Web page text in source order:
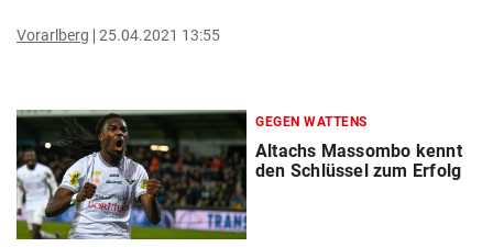
Vorarlberg 25.04.2021 13:55
GEGEN WATTENS
Altachs Massombo kennt
den Schlüssel zum Erfolg